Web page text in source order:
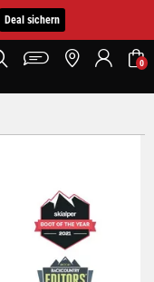
Deal sichern
0